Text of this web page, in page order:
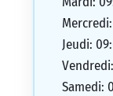
Jeudi:
Samedi: